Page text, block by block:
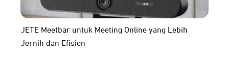
JETE Meetbar untuk Meeting Online yang Lebih
Jernih dan Efisien